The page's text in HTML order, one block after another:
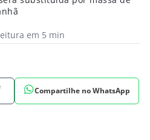
em 5 min
Compartilhe no WhatsApp